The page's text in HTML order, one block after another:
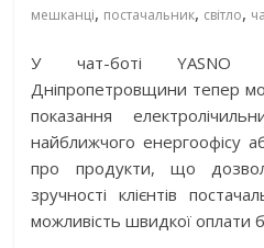
мешканці, постачальник, світло,
У чат-боті YASNO
Дніпропетровщини тепер
показання
найближчого енергоофісу
про продукти, що
зручності клієнтів
можливість швидкої оплати